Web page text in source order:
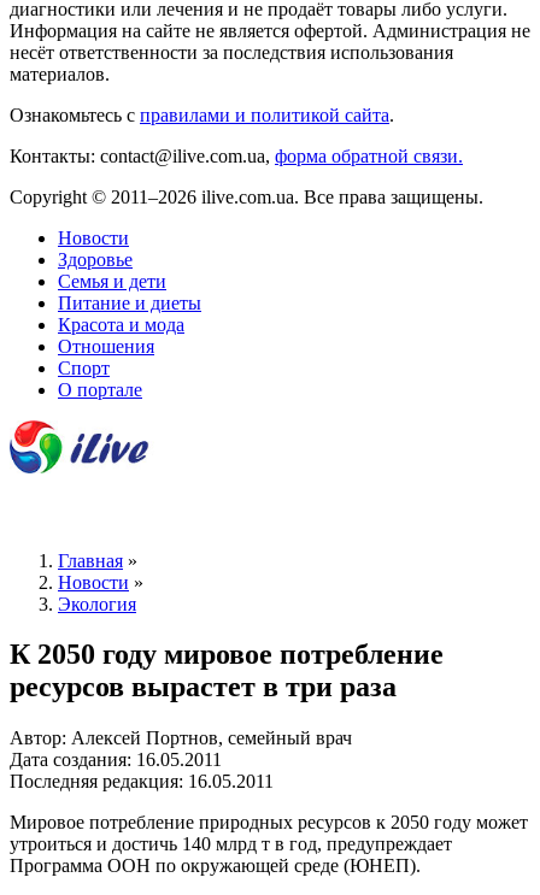
диагностики или лечения и не продаёт товары либо услуги.
Информация на сайте не является офертой. Администрация не
несёт ответственности за последствия использования
материалов.
Ознакомьтесь с правилами и политикой сайта.
Контакты: contact@ilive.com.ua, форма обратной связи.
Copyright © 2011–2026 ilive.com.ua. Все права защищены.
Новости
Здоровье
Семья и дети
Питание и диеты
Красота и мода
Отношения
Спорт
О портале
Главная »
Новости »
Экология
К 2050 году мировое потребление
ресурсов вырастет в три раза
Автор: Алексей Портнов, семейный врач
Дата создания: 16.05.2011
Последняя редакция: 16.05.2011
Мировое потребление природных ресурсов к 2050 году может
утроиться и достичь 140 млрд т в год, предупреждает
Программа ООН по окружающей среде (ЮНЕП).